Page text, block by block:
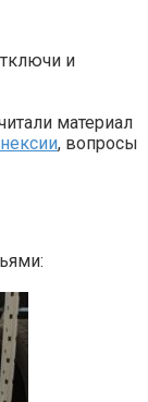
и
материал
, вопросы